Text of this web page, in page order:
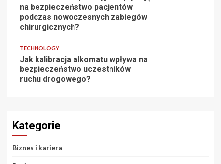
na bezpieczeństwo pacjentów
podczas nowoczesnych zabiegów
chirurgicznych?
TECHNOLOGY
Jak kalibracja alkomatu wpływa na
bezpieczeństwo uczestników
ruchu drogowego?
Kategorie
Biznes i kariera